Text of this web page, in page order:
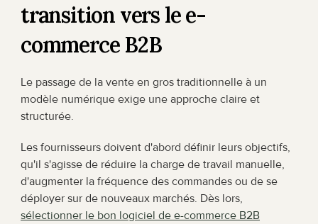
transition vers le e-
commerce B2B
Le passage de la vente en gros traditionnelle à un
modèle numérique exige une approche claire et
structurée.
Les fournisseurs doivent d'abord définir leurs objectifs,
qu'il s'agisse de réduire la charge de travail manuelle,
d'augmenter la fréquence des commandes ou de se
sélectionner le bon logiciel de e-commerce B2B